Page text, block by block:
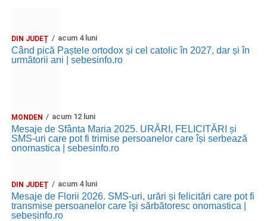
DIN JUDEȚ acum 4 luni
Când pică Paștele ortodox și cel catolic în 2027, dar și în
următorii ani | sebesinfo.ro
MONDEN acum 12 luni
Mesaje de Sfânta Maria 2025. URĂRI, FELICITĂRI și
SMS-uri care pot fi trimise persoanelor care își serbează
onomastica | sebesinfo.ro
DIN JUDEȚ acum 4 luni
Mesaje de Florii 2026. SMS-uri, urări și felicitări care pot fi
transmise persoanelor care îşi sărbătoresc onomastica |
sebesinfo.ro